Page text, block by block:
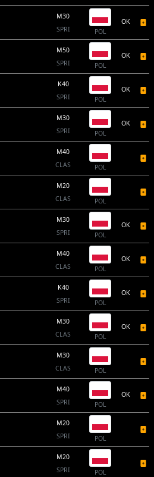
M30
SPRI
POL
OK
M50
SPRI
POL
OK
K40
SPRI
POL
OK
M30
SPRI
POL
OK
M40
CLAS
POL
M20
CLAS
POL
M30
SPRI
POL
OK
M40
CLAS
POL
OK
K40
SPRI
POL
OK
M30
CLAS
POL
OK
M30
CLAS
POL
M40
SPRI
POL
OK
M20
SPRI
POL
M20
SPRI
POL